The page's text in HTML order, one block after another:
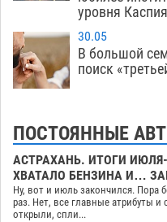
уровня Каспия
30.05
В большой
поиск
ПОСТОЯННЫЕ
АСТРАХАНЬ. ИТОГИ
ХВАТАЛО БЕНЗИНА И…
Ну, вот и июль закончился. Пора
раз. Нет, все главные атрибуты
открыли, спли...